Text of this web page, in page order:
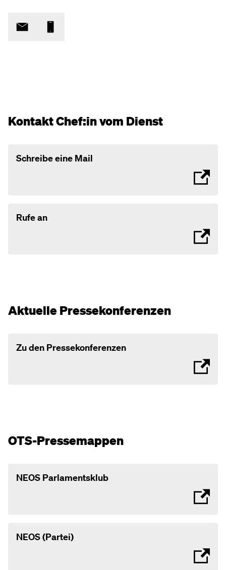
Kontakt Chef:in vom Dienst
Schreibe eine Mail
Rufe an
Aktuelle Pressekonferenzen
Zu den Pressekonferenzen
OTS-Pressemappen
NEOS Parlamentsklub
NEOS (Partei)